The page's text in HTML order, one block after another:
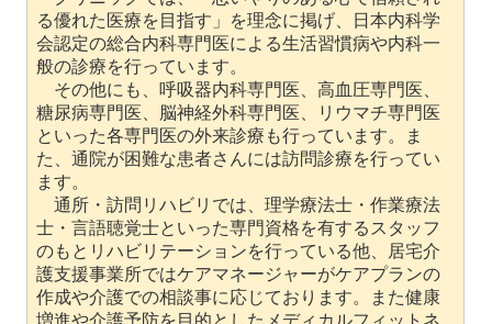
る優れた医療を目指す」を理念に掲げ、日本内科学
会認定の総合内科専門医による生活習慣病や内科一
般の診療を行っています。
その他にも、呼吸器内科専門医、高血圧専門医、
糖尿病専門医、脳神経外科専門医、リウマチ専門医
といった各専門医の外来診療も行っています。ま
た、通院が困難な患者さんには訪問診療を行ってい
ます。
通所・訪問リハビリでは、理学療法士・作業療法
士・言語聴覚士といった専門資格を有するスタッフ
のもとリハビリテーションを行っている他、居宅介
護支援事業所ではケアマネージャーがケアプランの
作成や介護での相談事に応じております。また健康
増進や介護予防を目的としたメディカルフィットネ